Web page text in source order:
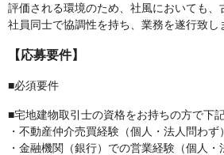
評価される環境のため、社風においても、
社員同士で協調性を持ち、業務を遂行致し
【応募要件】
■必須要件
■宅地建物取引士の資格をお持ちの方で下
・不動産仲介売買経験（個人・法人問わず）
・金融機関（銀行）での営業経験（個人・